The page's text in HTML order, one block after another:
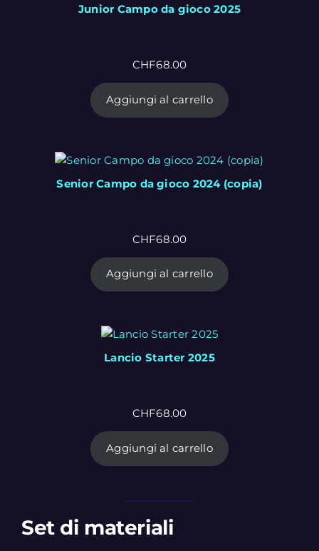
Junior Campo da gioco 2025
CHF68.00
Aggiungi al carrello
Senior Campo da gioco 2024 (copia)
CHF68.00
Aggiungi al carrello
Lancio Starter 2025
CHF68.00
Aggiungi al carrello
Set di materiali